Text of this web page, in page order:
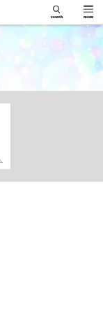
search menu